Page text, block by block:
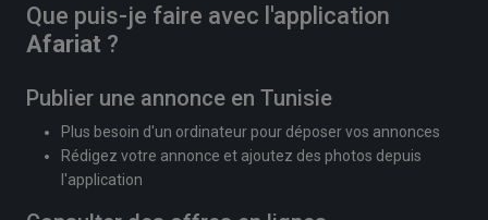
Que puis-je faire avec l'application
Afariat ?
Publier une annonce en Tunisie
Plus besoin d'un ordinateur pour déposer vos annonces
Rédigez votre annonce et ajoutez des photos depuis
l'application